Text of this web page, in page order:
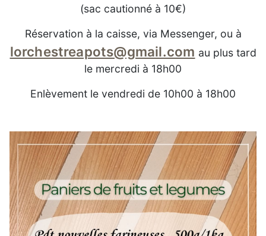
(sac cautionné à 10€)
Réservation à la caisse, via Messenger, ou à
lorchestreapots@gmail.com au plus tard
le mercredi à 18h00
Enlèvement le vendredi de 10h00 à 18h00